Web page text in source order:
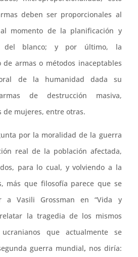
deben ser proporcionales al
momento de la planificación y
del blanco; y por último, la
armas o métodos inaceptables
de la humanidad dada su
de destrucción masiva,
de mujeres, entre otras.
por la moralidad de la guerra
real de la población afectada,
para lo cual, y volviendo a la
más que filosofía parece que se
a Vasili Grossman en “Vida y
la tragedia de los mismos
que actualmente se
guerra mundial, nos diría: